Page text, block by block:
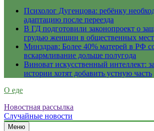
Психолог Дугенцова: ребёнку
адаптацию после переезда
В ГД подготовили законопроект о
грудью женщин в общественных
Минздрав: Более 40% матерей в РФ
вскармливание дольше полугода
Виноват искусственный интеллект:
истории хотят добавить устную часть
О еде
Новостная рассылка
Случайные новости
Меню